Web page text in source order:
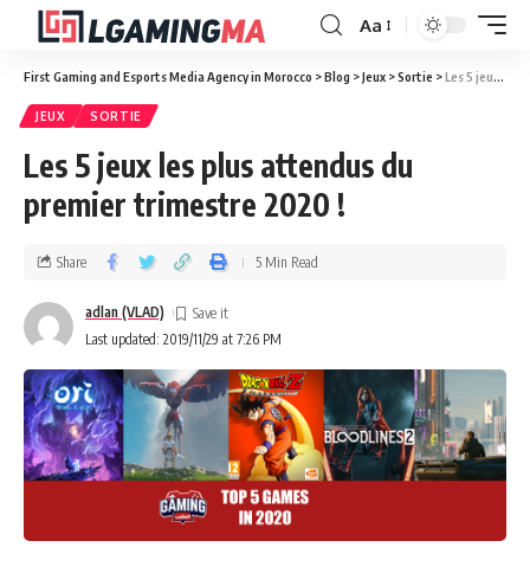
Aa
First Gaming and Esports Media Agency in Morocco >Blog >Jeux >Sortie >Les 5 jeux les plus attendus du premier trimestre 2020 !
JEUX SORTIE
Les 5 jeux les plus attendus du
premier trimestre 2020 !
Last updated: 2019/11/29 at 7:26 PM
adlan (VLAD)
Share 5 Min Read